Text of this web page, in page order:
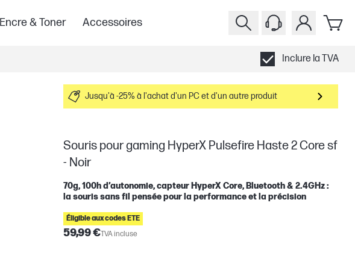
Encre & Toner Accessoires
Inclure la TVA
Jusqu'à -25% à l'achat d'un PC et d'un autre produit
Souris pour gaming HyperX Pulsefire Haste 2 Core sf
- Noir
70g, 100h d’autonomie, capteur HyperX Core, Bluetooth & 2.4GHz :
la souris sans fil pensée pour la performance et la précision
Éligible aux codes ETE
59,99 €TVA incluse